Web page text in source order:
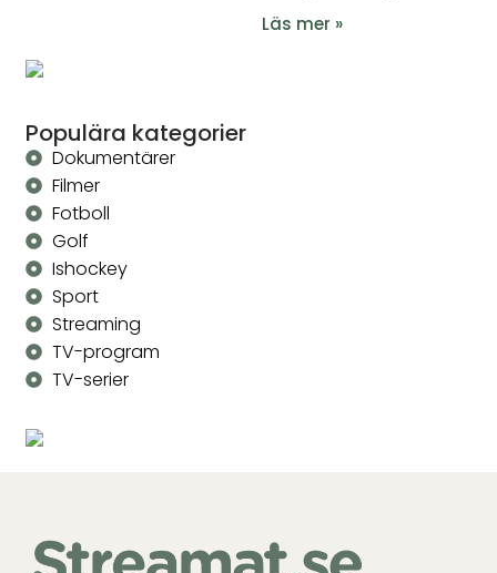
Läs mer »
Populära kategorier
Dokumentärer
Filmer
Fotboll
Golf
Ishockey
Sport
Streaming
TV-program
TV-serier